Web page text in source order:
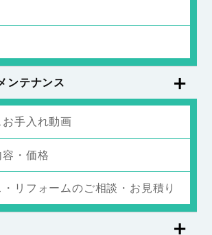
ンテナンス
手入れ動画
容・価格
・リフォームのご相談・お見積り